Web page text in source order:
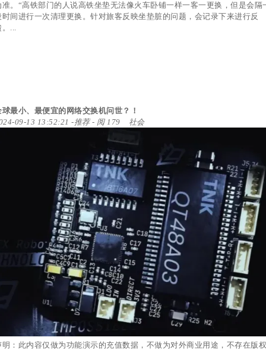
准。“高铁部门的人说高铁坐垫无法像火车卧铺一样一客一更换，但是会隔
时间进行一次清理更换。针对旅客反映坐垫脏的问题，会记录下来进行反
。...
球最小、最便宜的网络交换机问世？！
09-13 13:52:21 -推荐- 阅 179 社会
明：此内容仅做为功能演示的充值数据，不做为对外商业用途，不存在版权